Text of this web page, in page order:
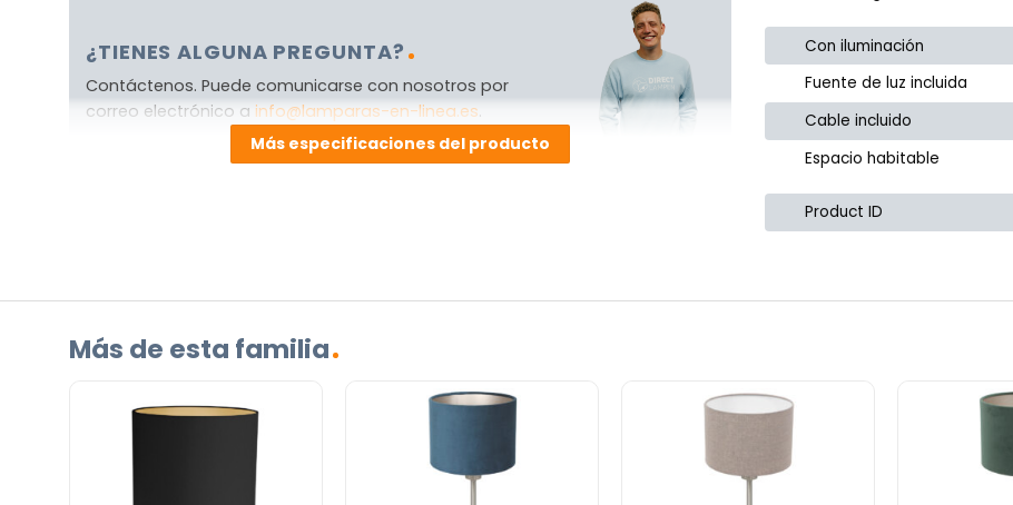
¿TIENES ALGUNA PREGUNTA?
Contáctenos. Puede comunicarse con nosotros por
correo electrónico a info@lamparas-en-linea.es.
Más especificaciones del producto
Con iluminación
Fuente de luz incluida
Cable incluido
Espacio habitable
Product ID
Más de esta familia